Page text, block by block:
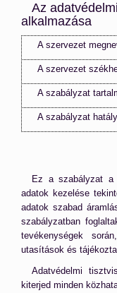
Az
alkalmazása
A szervezet
A szervezet
A szabályzat
A szabályzat
Ez a szabályzat a
adatok kezelése
adatok szabad
szabályzatban
tevékenységek
utasítások és
Adatvédelmi
kiterjed minden